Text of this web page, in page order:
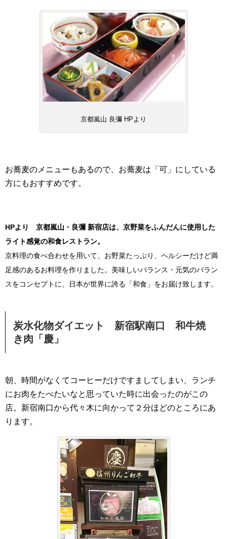
京都嵐山 良彌 HPより
お蕎麦のメニューもあるので、お蕎麦は「可」にしている
方にもおすすめです。
HPより 京都嵐山・良彌 新宿店は、京野菜をふんだんに使用した
ライト感覚の和食レストラン。
京料理の食べ合わせを用いて、お野菜たっぷり、ヘルシーだけど満
足感のあるお料理を作りました。美味しいバランス・元気のバラン
スをコンセプトに、日本が世界に誇る「和食」をお届け致します。
炭水化物ダイエット 新宿駅南口 和牛焼
き肉「慶」
朝、時間がなくてコーヒーだけですましてしまい、ランチ
にお肉をたべたいなと思っていた時に出会ったのがこの
店。新宿南口から代々木に向かって２分ほどのところにあ
ります。